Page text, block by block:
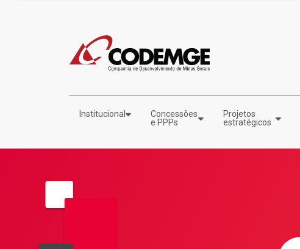
Institucional
Concessões
e PPPs
Projetos
estratégicos